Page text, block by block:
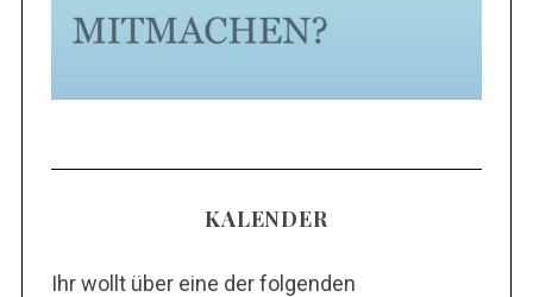
KALENDER
Ihr wollt über eine der folgenden